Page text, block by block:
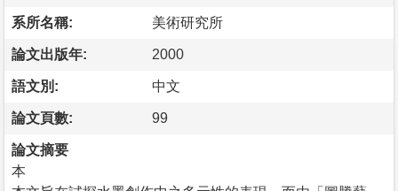
系所名稱: 美術研究所
論文出版年: 2000
語文別: 中文
論文頁數: 99
論文摘要
本